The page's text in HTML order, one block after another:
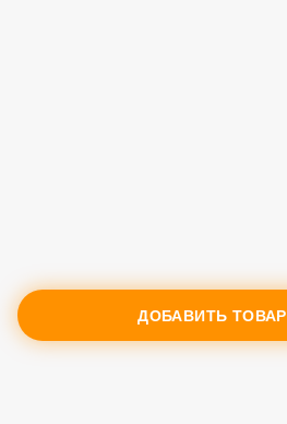
ДОБАВИТЬ